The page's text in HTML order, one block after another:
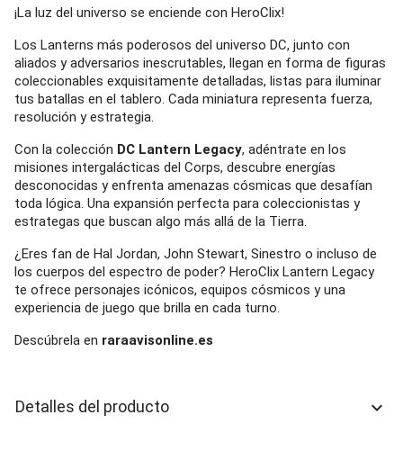
¡La luz del universo se enciende con HeroClix!
Los Lanterns más poderosos del universo DC, junto con
aliados y adversarios inescrutables, llegan en forma de figuras
coleccionables exquisitamente detalladas, listas para iluminar
tus batallas en el tablero. Cada miniatura representa fuerza,
resolución y estrategia.
Con la colección DC Lantern Legacy, adéntrate en los
misiones intergalácticas del Corps, descubre energías
desconocidas y enfrenta amenazas cósmicas que desafían
toda lógica. Una expansión perfecta para coleccionistas y
estrategas que buscan algo más allá de la Tierra.
¿Eres fan de Hal Jordan, John Stewart, Sinestro o incluso de
los cuerpos del espectro de poder? HeroClix Lantern Legacy
te ofrece personajes icónicos, equipos cósmicos y una
experiencia de juego que brilla en cada turno.
Descúbrela en raraavisonline.es
Detalles del producto keyboard_arrow_down